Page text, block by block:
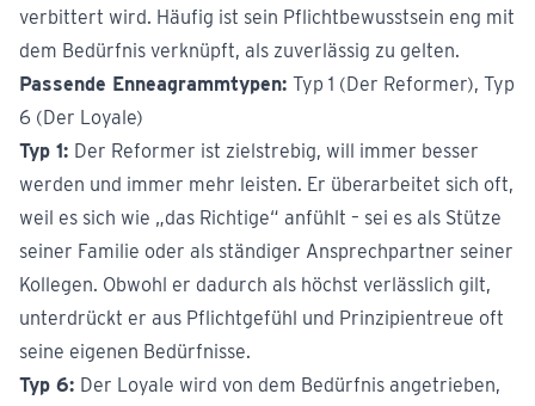
verbittert wird. Häufig ist sein Pflichtbewusstsein eng mit
dem Bedürfnis verknüpft, als zuverlässig zu gelten.
Passende Enneagrammtypen: Typ 1 (Der Reformer), Typ
6 (Der Loyale)
Typ 1: Der Reformer ist zielstrebig, will immer besser
werden und immer mehr leisten. Er überarbeitet sich oft,
weil es sich wie „das Richtige“ anfühlt – sei es als Stütze
seiner Familie oder als ständiger Ansprechpartner seiner
Kollegen. Obwohl er dadurch als höchst verlässlich gilt,
unterdrückt er aus Pflichtgefühl und Prinzipientreue oft
seine eigenen Bedürfnisse.
Typ 6: Der Loyale wird von dem Bedürfnis angetrieben,